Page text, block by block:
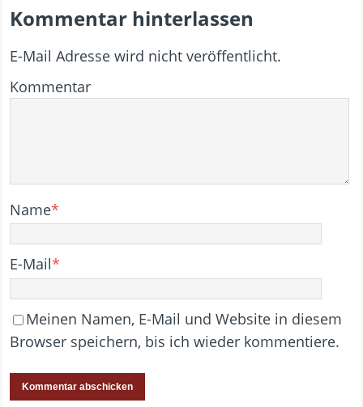
Kommentar hinterlassen
E-Mail Adresse wird nicht veröffentlicht.
Kommentar
Name*
E-Mail*
Meinen Namen, E-Mail und Website in diesem
Browser speichern, bis ich wieder kommentiere.